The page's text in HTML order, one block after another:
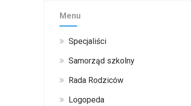
Menu
Specjaliści
Samorząd szkolny
Rada Rodziców
Logopeda